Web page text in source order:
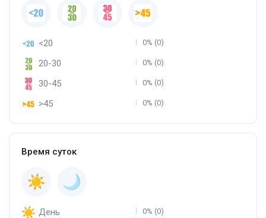
<20 0% (0)
20-30 0% (0)
30-45 0% (0)
>45 0% (0)
Время суток
День 0% (0)